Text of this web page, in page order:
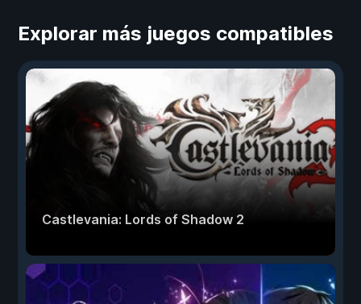
Explorar más juegos compatibles
Castlevania: Lords of Shadow 2